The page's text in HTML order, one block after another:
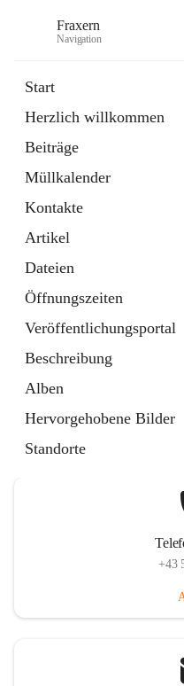
Fraxern
Navigation
Start
Herzlich willkommen
Beiträge
Müllkalender
Kontakte
Artikel
Dateien
Öffnungszeiten
Veröffentlichungsportal
Beschreibung
Alben
Hervorgehobene Bilder
Standorte
Ordner
in
Tab
Formulare
Artikel
öffnet
in
neuem
Tab
+43